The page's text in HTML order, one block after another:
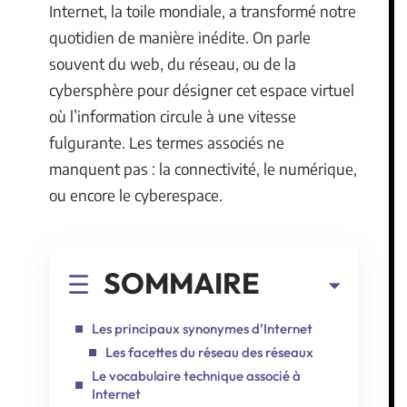
Internet, la toile mondiale, a transformé notre
quotidien de manière inédite. On parle
souvent du web, du réseau, ou de la
cybersphère pour désigner cet espace virtuel
où l’information circule à une vitesse
fulgurante. Les termes associés ne
manquent pas : la connectivité, le numérique,
ou encore le cyberespace.
SOMMAIRE
Les principaux synonymes d’Internet
Les facettes du réseau des réseaux
Le vocabulaire technique associé à
Internet